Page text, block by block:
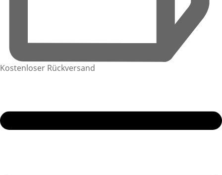
Kostenloser Rückversand